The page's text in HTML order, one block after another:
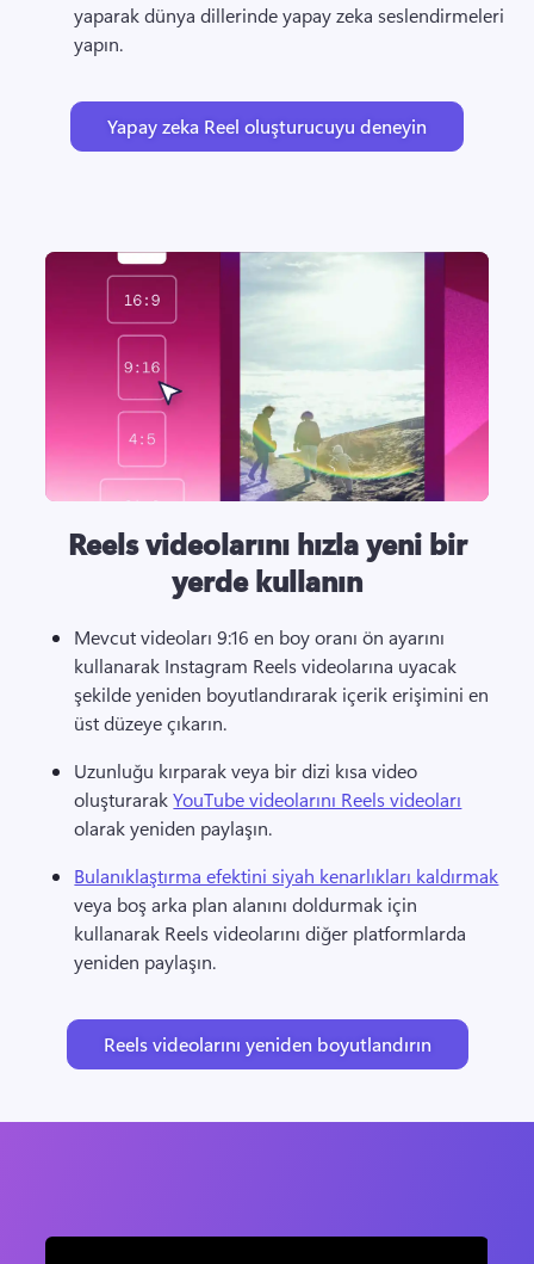
yaparak dünya dillerinde yapay zeka seslendirmeleri
yapın.
Yapay zeka Reel oluşturucuyu deneyin
Reels videolarını hızla yeni bir
yerde kullanın
Mevcut videoları 9:16 en boy oranı ön ayarını
kullanarak Instagram Reels videolarına uyacak
şekilde yeniden boyutlandırarak içerik erişimini en
üst düzeye çıkarın.
Uzunluğu kırparak veya bir dizi kısa video
oluşturarak YouTube videolarını Reels videoları
olarak yeniden paylaşın.
Bulanıklaştırma efektini siyah kenarlıkları kaldırmak
veya boş arka plan alanını doldurmak için
kullanarak Reels videolarını diğer platformlarda
yeniden paylaşın.
Reels videolarını yeniden boyutlandırın